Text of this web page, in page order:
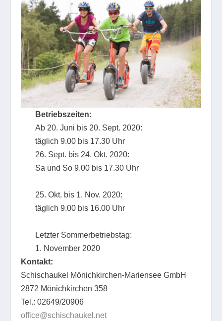
Betriebszeiten:
Ab 20. Juni bis 20. Sept. 2020:
täglich 9.00 bis 17.30 Uhr
26. Sept. bis 24. Okt. 2020:
Sa und So 9.00 bis 17.30 Uhr
25. Okt. bis 1. Nov. 2020:
täglich 9.00 bis 16.00 Uhr
Letzter Sommerbetriebstag:
1. November 2020
Kontakt:
Schischaukel Mönichkirchen-Mariensee GmbH
2872 Mönichkirchen 358
Tel.: 02649/20906
office@schischaukel.net